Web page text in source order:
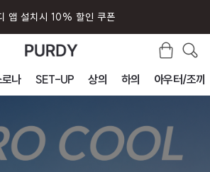
앱 설치시 10% 할인 쿠폰
나 SET-UP 상의 하의 아우터/조끼